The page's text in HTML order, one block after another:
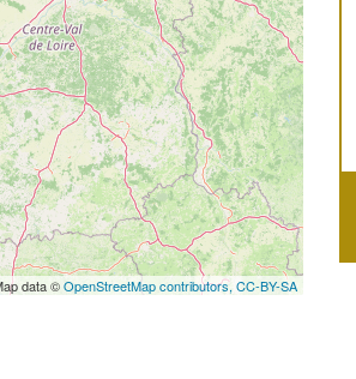
data ©OpenStreetMap contributors, CC-BY-SA